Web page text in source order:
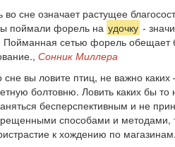
сне означает растущее
поймали форель на удочку -
Пойманная сетью форель
Сонник Миллера
вы ловите птиц, не важно каких
болтовню. Ловить каких бы
бесперспективным и не
способами и методами,
к хождению по